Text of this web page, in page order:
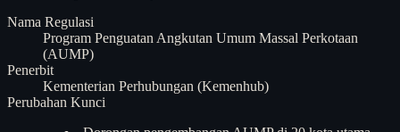
Nama Regulasi
Program Penguatan Angkutan Umum Massal Perkotaan
(AUMP)
Penerbit
Kementerian Perhubungan (Kemenhub)
Perubahan Kunci